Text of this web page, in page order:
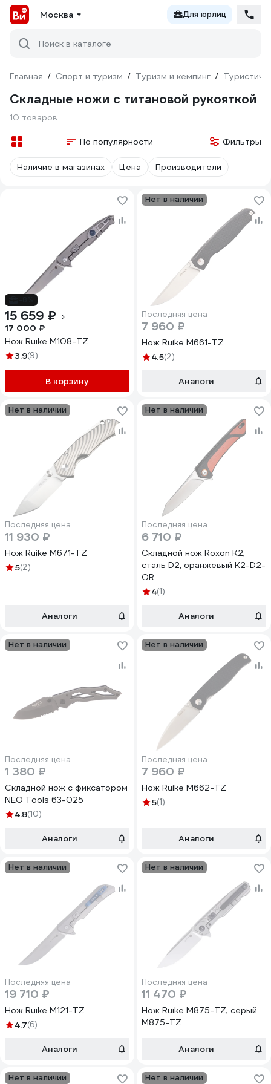
Москва Для юрлиц
Поиск в каталоге
Главная / Спорт и туризм / Туризм и кемпинг /
Складные ножи с титановой рукояткой
10 товаров
По популярности Фильтры
Наличие в магазинах Цена Производители
15 659 ₽
17 000 ₽
Нож Ruike M108-TZ
3.9(9)
В корзину
Нет в наличии
Последняя цена
7 960 ₽
Нож Ruike M661-TZ
4.5(2)
Аналоги
Нет в наличии
Последняя цена
11 930 ₽
Нож Ruike M671-TZ
5(2)
Аналоги
Нет в наличии
Последняя цена
6 710 ₽
Складной нож Roxon K2,
сталь D2, оранжевый K2-D2-
OR
4(1)
Аналоги
Нет в наличии
Последняя цена
1 380 ₽
Складной нож с фиксатором
NEO Tools 63-025
4.8(10)
Аналоги
Нет в наличии
Последняя цена
7 960 ₽
Нож Ruike M662-TZ
5(1)
Аналоги
Нет в наличии
Последняя цена
19 710 ₽
Нож Ruike M121-TZ
4.7(6)
Аналоги
Нет в наличии
Последняя цена
11 470 ₽
Нож Ruike M875-TZ, серый
M875-TZ
Аналоги
Нет в наличии Нет в наличии